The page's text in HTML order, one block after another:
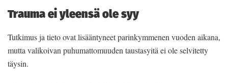
Trauma ei yleensä ole syy
Tutkimus ja tieto ovat lisääntyneet parinkymmenen vuoden aikana,
mutta valikoivan puhumattomuuden taustasyitä ei ole selvitetty
täysin.